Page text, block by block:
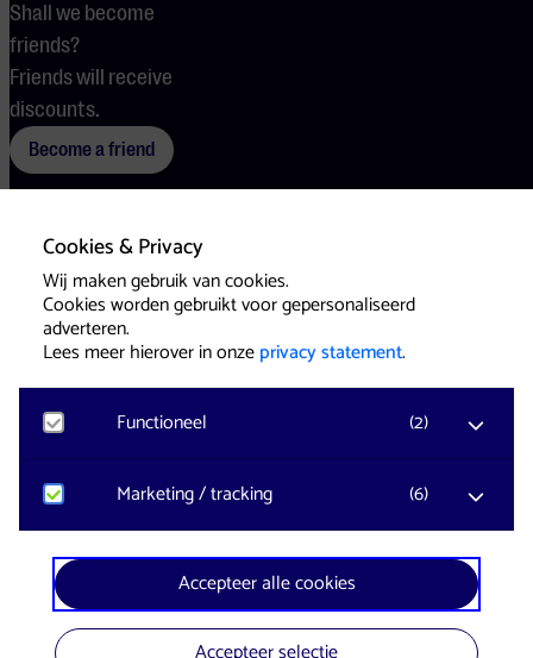
Cookies & Privacy
Wij maken gebruik van cookies.
Cookies worden gebruikt voor gepersonaliseerd
adverteren.
Lees meer hierover in onzeprivacy statement.
Functioneel (2)
Noodzakelijk
Voor het functioneren van de website en het
onthouden van voorkeuren worden functionele
cookies geplaatst. Hierbij worden geen
persoonsgegevens verzameld.
Google Analytics
Marketing / tracking (6)
YouTube
Registreert klikgedrag, bekeken video’s en aangepaste
voorkeuren. Bezoekersinformatie en gebruikersgedrag
wordt gebruikt voor advertenties.
Accepteer alle cookies
Shall we become
friends?
Friends will receive
discounts.
Become a friend
TermsCookies Press
Website & Identity byEagerly